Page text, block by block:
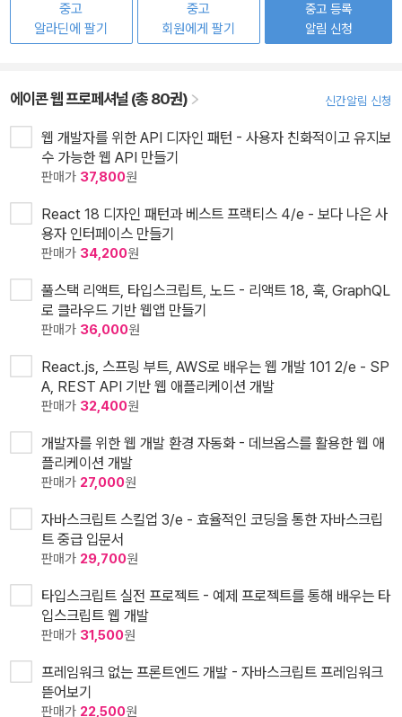
중고
알라딘에 팔기
중고
회원에게 팔기
중고 등록
알림 신청
에이콘 웹 프로페셔널 (총 80권) 신간알림 신청
웹 개발자를 위한 API 디자인 패턴 - 사용자 친화적이고 유지보
수 가능한 웹 API 만들기
판매가 37,800원
React 18 디자인 패턴과 베스트 프랙티스 4/e - 보다 나은 사
용자 인터페이스 만들기
판매가 34,200원
풀스택 리액트, 타입스크립트, 노드 - 리액트 18, 훅, GraphQL
로 클라우드 기반 웹앱 만들기
판매가 36,000원
React.js, 스프링 부트, AWS로 배우는 웹 개발 101 2/e - SP
A, REST API 기반 웹 애플리케이션 개발
판매가 32,400원
개발자를 위한 웹 개발 환경 자동화 - 데브옵스를 활용한 웹 애
플리케이션 개발
판매가 27,000원
자바스크립트 스킬업 3/e - 효율적인 코딩을 통한 자바스크립
트 중급 입문서
판매가 29,700원
타입스크립트 실전 프로젝트 - 예제 프로젝트를 통해 배우는 타
입스크립트 웹 개발
판매가 31,500원
프레임워크 없는 프론트엔드 개발 - 자바스크립트 프레임워크
뜯어보기
판매가 22,500원